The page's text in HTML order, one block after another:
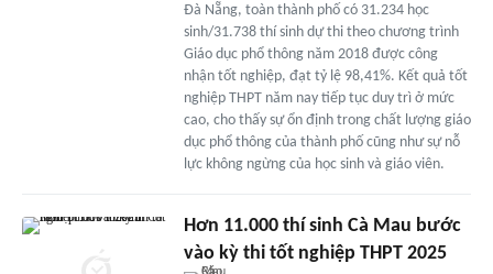
Đà Nẵng, toàn thành phố có 31.234 học
sinh/31.738 thí sinh dự thi theo chương trình
Giáo dục phổ thông năm 2018 được công
nhận tốt nghiệp, đạt tỷ lệ 98,41%. Kết quả tốt
nghiệp THPT năm nay tiếp tục duy trì ở mức
cao, cho thấy sự ổn định trong chất lượng giáo
dục phổ thông của thành phố cũng như sự nỗ
lực không ngừng của học sinh và giáo viên.
Hơn 11.000 thí sinh Cà Mau bước
vào kỳ thi tốt nghiệp THPT 2025